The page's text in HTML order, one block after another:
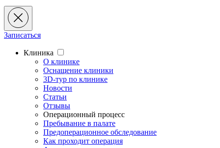
Записаться
Клиника
О клинике
Оснащение клиники
3D-тур по клинике
Новости
Статьи
Отзывы
Операционный процесс
Пребывание в палате
Предоперационное обследование
Как проходит операция